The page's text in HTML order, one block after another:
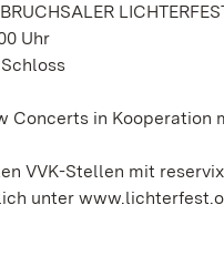
Uhr
Concerts in
VVK-Stellen mit
unter